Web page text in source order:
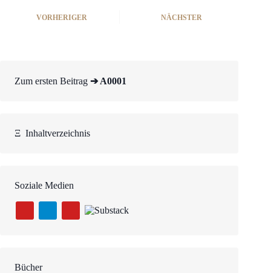
VORHERIGER NÄCHSTER
Zum ersten Beitrag ➔ A0001
Ξ Inhaltverzeichnis
Soziale Medien
Bücher